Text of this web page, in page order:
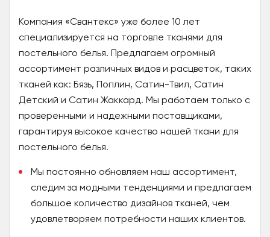
Компания «Свантекс» уже более 10 лет
специализируется на торговле тканями для
постельного белья. Предлагаем огромный
ассортимент различных видов и расцветок, таких
тканей как: Бязь, Поплин, Сатин-Твил, Сатин
Детский и Сатин Жаккард. Мы работаем только с
проверенными и надежными поставщиками,
гарантируя высокое качество нашей ткани для
постельного белья.
Мы постоянно обновляем наш ассортимент,
следим за модными тенденциями и предлагаем
большое количество дизайнов тканей, чем
удовлетворяем потребности наших клиентов.